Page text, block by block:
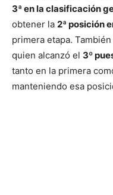
3ª en la clasificación
obtener la 2ª posición
primera etapa.
quien alcanzó el 3º
tanto en la primera
manteniendo esa